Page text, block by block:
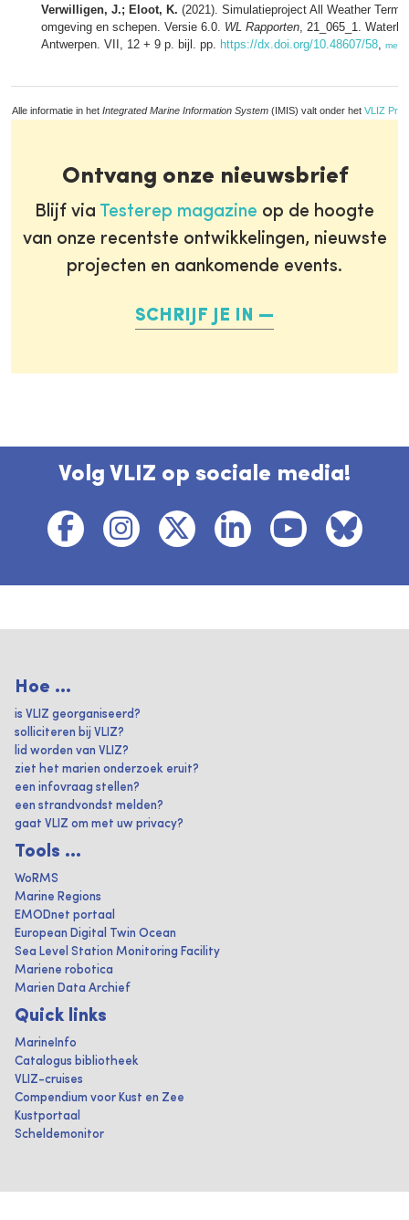
Verwilligen, J.; Eloot, K. (2021). Simulatieproject All Weather
omgeving en schepen. Versie 6.0. WL Rapporten, 21_065_1.
Antwerpen. VII, 12 + 9 p. bijl. pp. https://dx.doi.org/10.48607/58, meer
Alle informatie in het Integrated Marine Information System (IMIS) valt onder het VLIZ
Ontvang onze nieuwsbrief
Blijf via Testerep magazine op de hoogte
van onze recentste ontwikkelingen, nieuwste
projecten en aankomende events.
SCHRIJF JE IN
Volg VLIZ op sociale media!
Hoe ...
is VLIZ georganiseerd?
solliciteren bij VLIZ?
lid worden van VLIZ?
ziet het marien onderzoek eruit?
een infovraag stellen?
een strandvondst melden?
gaat VLIZ om met uw privacy?
Tools ...
WoRMS
Marine Regions
EMODnet portaal
European Digital Twin Ocean
Sea Level Station Monitoring Facility
Mariene robotica
Marien Data Archief
Quick links
MarineInfo
Catalogus bibliotheek
VLIZ-cruises
Compendium voor Kust en Zee
Kustportaal
Scheldemonitor